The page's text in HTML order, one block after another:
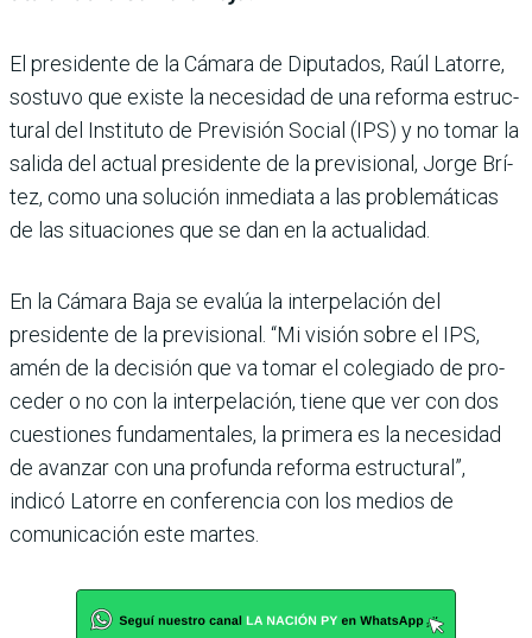
El presidente de la Cámara de Diputados, Raúl Latorre,
sostuvo que existe la necesi­dad de una reforma estruc­
tural del Instituto de Previ­sión Social (IPS) y no tomar la
salida del actual presidente de la previsional, Jorge Brí­
tez, como una solución inme­diata a las problemáticas
de las situaciones que se dan en la actualidad.
En la Cámara Baja se evalúa la interpela­ción del
presidente de la pre­visional. “Mi visión sobre el IPS,
amén de la decisión que va tomar el colegiado de pro­
ceder o no con la interpela­ción, tiene que ver con dos
cuestiones fundamentales, la primera es la necesidad
de avanzar con una profunda reforma estructural”,
indicó Latorre en conferencia con los medios de
comunicación este martes.